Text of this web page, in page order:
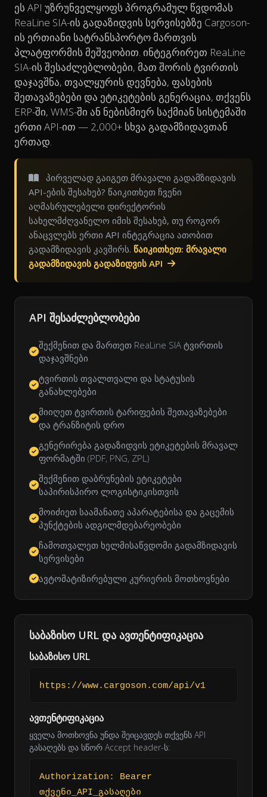
ეს API უზრუნველყოფს პროგრამულ წვდომას
ReaLine SIA-ის გადაზიდვის სერვისებზე Cargoson-
ის ერთიანი სატრანსპორტო მართვის
პლატფორმის მეშვეობით. ინტეგრირეთ ReaLine
SIA-ის შესაძლებლობები, მათ შორის ტვირთის
დაჯავშნა, თვალყურის დევნება, ფასების
შეთავაზებები და ეტიკეტების გენერაცია, თქვენს
ERP-ში, WMS-ში ან ნებისმიერ საქმიან სისტემაში
ერთი API-ით — 2,000+ სხვა გადამზიდავთან
ერთად.
პირველად გაიგეთ მრავალი გადამზიდავის
API-ების შესახებ? წაიკითხეთ ჩვენი
აღმასრულებელი დირექტორის
სახელმძღვანელო იმის შესახებ, თუ როგორ
ანაცვლებს ერთი API ინტეგრაცია ათობით
გადამზიდავის კავშირს. წაიკითხეთ: მრავალი
გადამზიდავის გადაზიდვის API
API შესაძლებლობები
შექმენით და მართეთ ReaLine SIA ტვირთის
დაჯავშნები
ტვირთის თვალთვალი და სტატუსის
განახლებები
მიიღეთ ტვირთის ტარიფების შეთავაზებები
და ტრანზიტის დრო
გენერირება გადაზიდვის ეტიკეტების მრავალ
ფორმატში (PDF, PNG, ZPL)
შექმენით დაბრუნების ეტიკეტები
საპირისპირო ლოგისტიკისთვის
მოიძიეთ საამანათე აპარატებისა და გაცემის
პუნქტების ადგილმდებარეობები
ჩამოთვალეთ ხელმისაწვდომი გადამზიდავის
სერვისები
ავტომატიზირებული კურიერის მოთხოვნები
საბაზისო URL და ავთენტიფიკაცია
საბაზისო URL
https://www.cargoson.com/api/v1
ავთენტიფიკაცია
ყველა მოთხოვნა უნდა შეიცავდეს თქვენს API
გასაღებს და სწორ Accept header-ს:
Authorization: Bearer
თქვენი_API_გასაღები